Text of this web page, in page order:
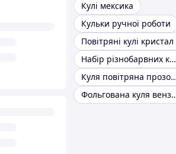
Кулі мексика
Кульки ручної роботи
Повітряні кулі кристал
Набір різнобарвних куль
Куля повітряна прозора сфера
Фольгована